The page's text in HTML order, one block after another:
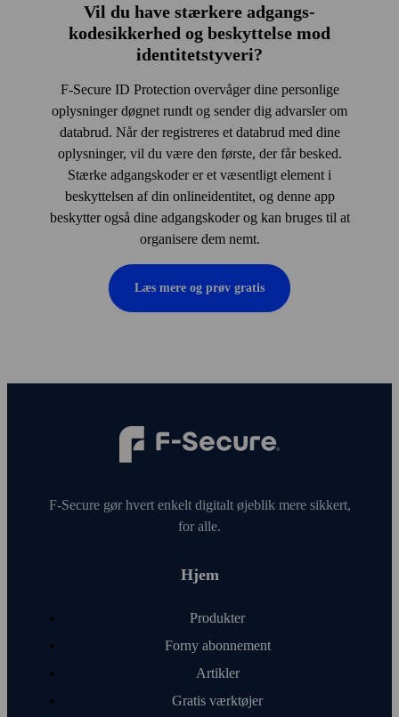
Vil du have stærkere adgangs­
kodesikkerhed og beskyttelse mod
identitets­tyveri?
F‑Secure ID Protection overvåger dine personlige
oplysninger døgnet rundt og sender dig advarsler om
databrud. Når der registreres et databrud med dine
oplysninger, vil du være den første, der får besked.
Stærke adgangskoder er et væsentligt element i
beskyttelsen af din onlineidentitet, og denne app
beskytter også dine adgangskoder og kan bruges til at
organisere dem nemt.
Læs mere og prøv gratis
F‑Secure gør hvert enkelt digitalt øje­blik mere sikkert,
for alle.
Hjem
Produkter
Forny abonnement
Artikler
Gratis værktøjer